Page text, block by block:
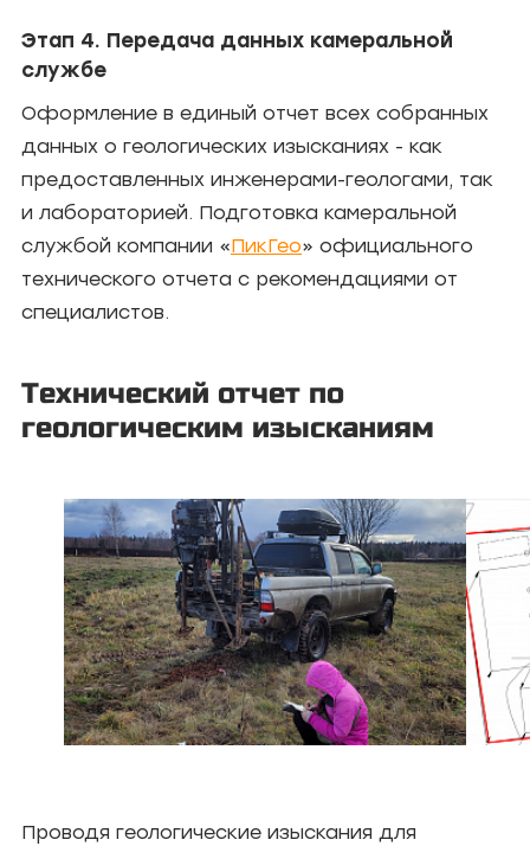
Этап 4. Передача данных камеральной
службе
Оформление в единый отчет всех собранных
данных о геологических изысканиях - как
предоставленных инженерами-геологами, так
и лабораторией. Подготовка камеральной
службой компании «ПикГео» официального
технического отчета с рекомендациями от
специалистов.
Технический отчет по
геологическим изысканиям
Проводя геологические изыскания для